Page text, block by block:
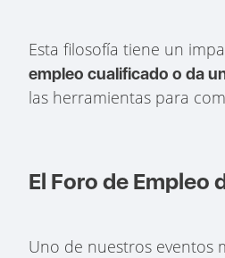
Esta filosofía tiene un
empleo cualificado o da
las herramientas para
El Foro de Empleo
Uno de nuestros eventos